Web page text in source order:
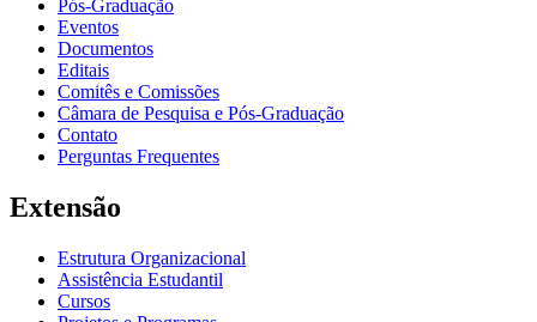
Pós-Graduação
Eventos
Documentos
Editais
Comitês e Comissões
Câmara de Pesquisa e Pós-Graduação
Contato
Perguntas Frequentes
Extensão
Estrutura Organizacional
Assistência Estudantil
Cursos